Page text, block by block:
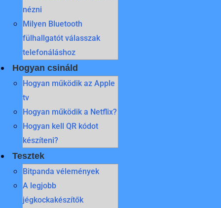
nézni
Milyen Bluetooth
fülhallgatót válasszak
telefonáláshoz
Hogyan csináld
Hogyan működik az Apple
tv
Hogyan működik a Netflix?
Hogyan kell QR kódot
készíteni?
Tesztek
Bitpanda vélemények
A legjobb
jégkockakészítők